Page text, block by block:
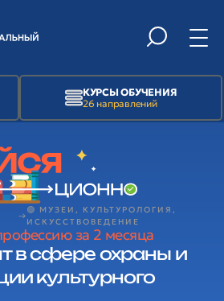
КУРСЫ ОБУЧЕНИЯ
26 направлений
🟢 МУЗЕИ, КУЛЬТУРОЛОГИЯ,
ИСКУССТВОВЕДЕНИЕ
за 2 месяца
в сфере охраны и
культурного